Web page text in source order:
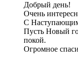
Добрый день!
Очень
С
Пусть Новый
покой.
Огромное